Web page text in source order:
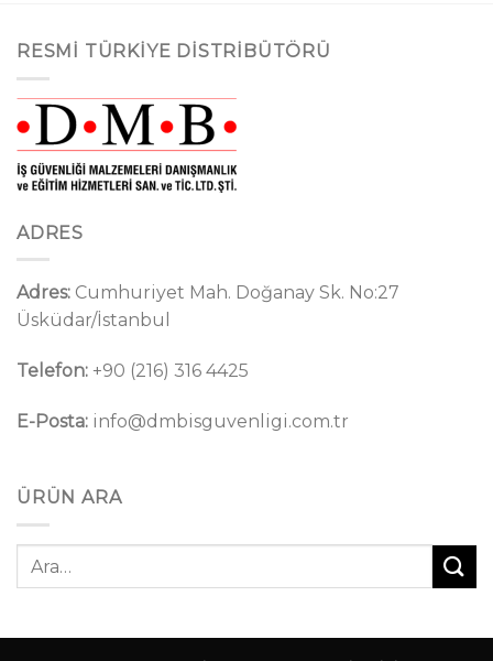
RESMI TÜRKIYE DISTRIBÜTÖRÜ
ADRES
Adres: Cumhuriyet Mah. Doğanay Sk. No:27
Üsküdar/İstanbul
Telefon: +90 (216) 316 4425
E-Posta: info@dmbisguvenligi.com.tr
ÜRÜN ARA
Ara: